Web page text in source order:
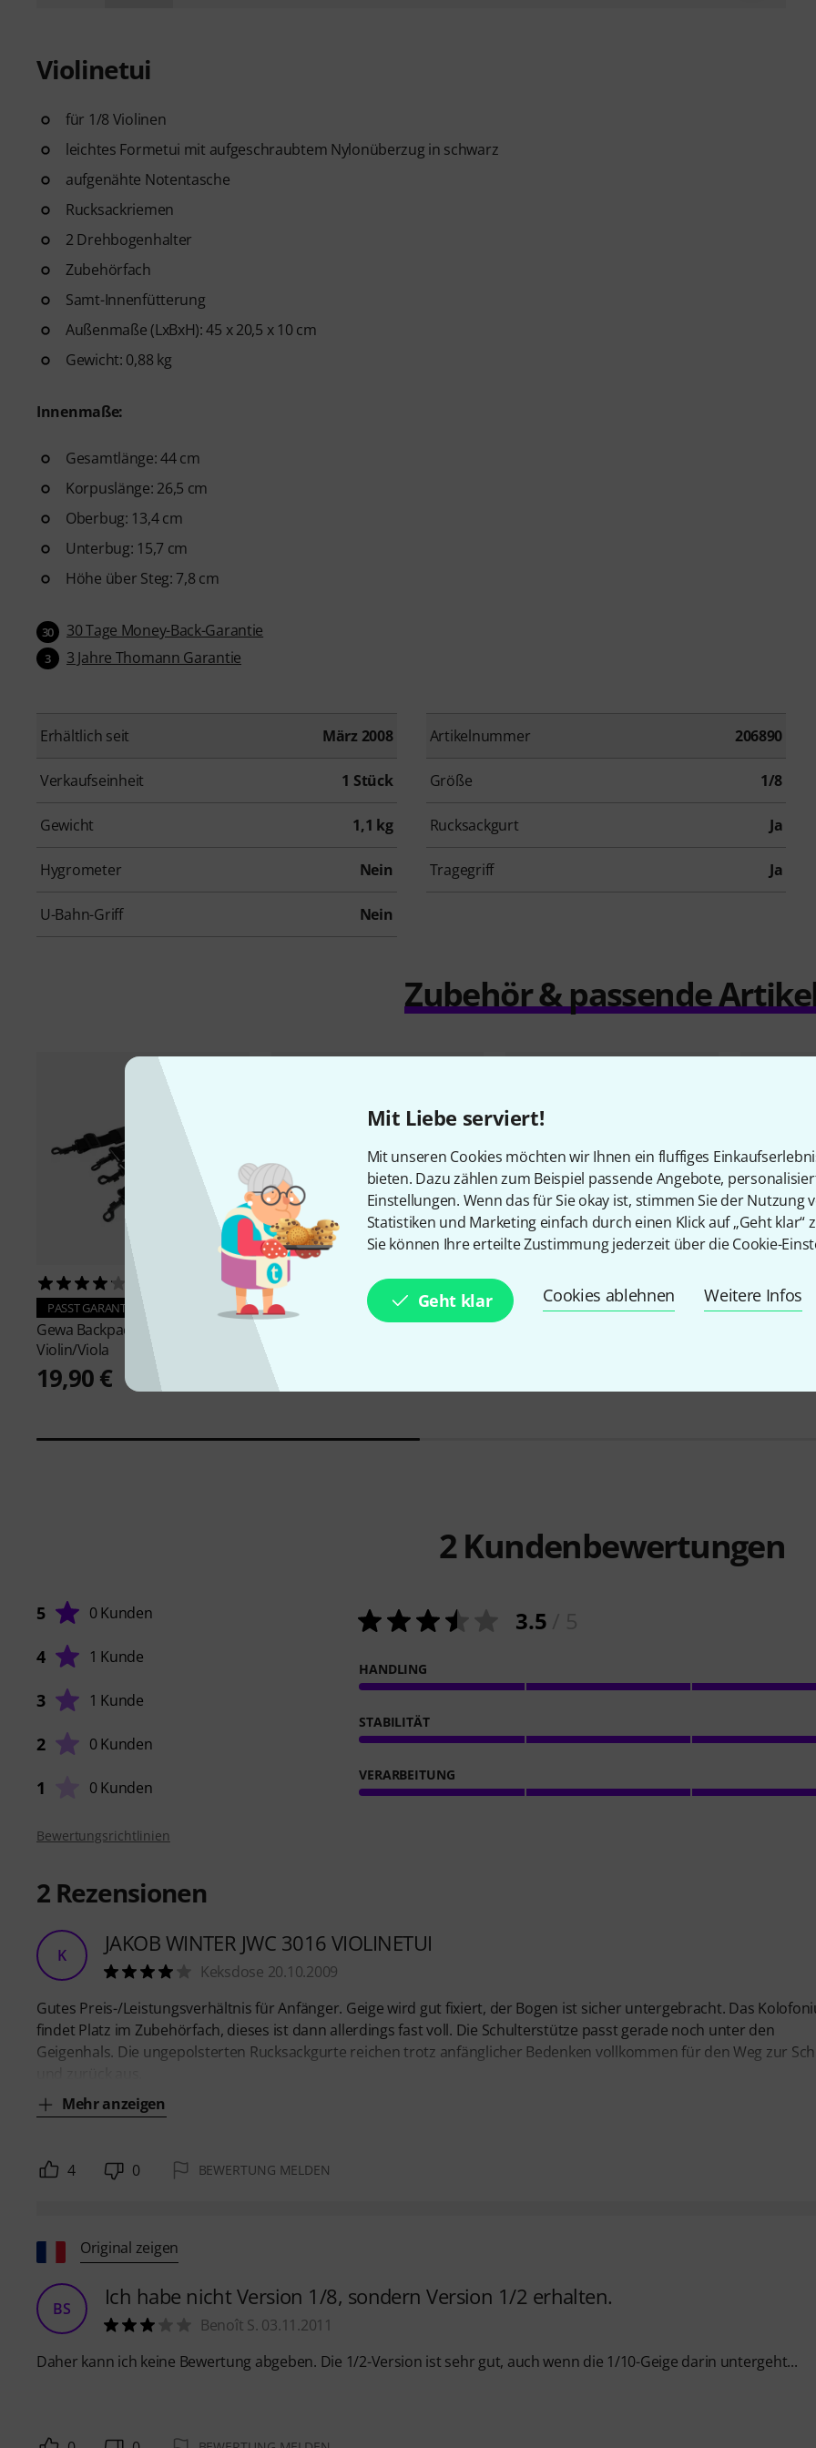
Mit Liebe serviert!
Mit unseren Cookies möchten wir Ihnen ein fluffiges
bieten. Dazu zählen zum Beispiel passende Angebote,
Einstellungen. Wenn das für Sie okay ist, stimmen Sie der Nutzung
Statistiken und Marketing einfach durch einen Klick auf „Geht klar“
Sie können Ihre erteilte Zustimmung jederzeit über die Cookie-
Geht klar Cookies ablehnen Weitere Infos
Violinetui
für 1/8 Violinen
leichtes Formetui mit aufgeschraubtem Nylonüberzug in schwarz
aufgenähte Notentasche
Rucksackriemen
2 Drehbogenhalter
Zubehörfach
Samt-Innenfütterung
Außenmaße (LxBxH): 45 x 20,5 x 10 cm
Gewicht: 0,88 kg
Innenmaße:
Gesamtlänge: 44 cm
Korpuslänge: 26,5 cm
Oberbug: 13,4 cm
Unterbug: 15,7 cm
Höhe über Steg: 7,8 cm
30 30 Tage Money-Back-Garantie
3 3 Jahre Thomann Garantie
Erhältlich seit März 2008 Artikelnummer 206890
Verkaufseinheit 1 Stück Größe 1/8
Gewicht 1,1 kg Rucksackgurt Ja
Hygrometer Nein Tragegriff Ja
U-Bahn-Griff Nein
Zubehör & passende
PASST GARANTIERT
Gewa Backpack Straps
Violin/Viola
19,90 €
10
Roth & Junius
GreyLine Viol.
Shaped Case 4/4
Roth & JuniusGreyLine Viol.
Roth &
29,90 €
2Kundenbewertungen
5 0 Kunden
4 1 Kunde
3 1 Kunde
2 0 Kunden
1 0 Kunden
3.5
HANDLING
STABILITÄT
VERARBEITUNG
Bewertungsrichtlinien
2 Rezensionen
K JAKOB WINTER JWC 3016 VIOLINETUI
Keksdose 20.10.2009
Gutes Preis-/Leistungsverhältnis für Anfänger. Geige wird gut fixiert, der Bogen ist sicher untergebracht. Das
findet Platz im Zubehörfach, dieses ist dann allerdings fast voll. Die Schulterstütze passt gerade noch unter den
Geigenhals. Die ungepolsterten Rucksackgurte reichen trotz anfänglicher Bedenken vollkommen für den Weg zur
Mehr anzeigen
4 0 BEWERTUNG MELDEN
Original zeigen
BS Ich habe nicht Version 1/8, sondern Version 1/2 erhalten.
Benoît S. 03.11.2011
Daher kann ich keine Bewertung abgeben. Die 1/2-Version ist sehr gut, auch wenn die 1/10-Geige darin untergeht...